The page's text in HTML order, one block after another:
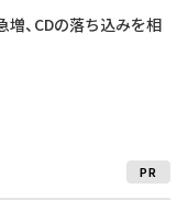
、CDの落ち込みを相
PR